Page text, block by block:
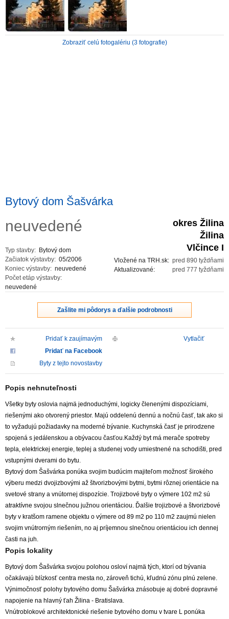
ZVÝRAZNENIE REALITNÝCH INZERÁTOV
Zobraziť celú fotogalériu (3 fotografie)
Bytový dom Šašvárka
neuvedené
Typ stavby: Bytový dom
Začiatok výstavby: 05/2006
Koniec výstavby: neuvedené
Počet etáp výstavby:
neuvedené
okres Žilina
Žilina
Vlčince I
pred 890 tyždňami
Vložené na TRH.sk:
pred 777 tyždňami
Aktualizované:
Zašlite mi pôdorys a ďalšie podrobnosti
Pridať k zaujímavým
Vytlačiť
Pridať na Facebook
Byty z tejto novostavby
Popis nehnuteľnosti
Všetky byty oslovia najmä jednoduchými, logicky členenými dispozíciami,
riešenými ako otvorený priestor. Majú oddelenú dennú a nočnú časť, tak ako si
to vyžadujú požiadavky na moderné bývanie. Kuchynská časť je prirodzene
spojená s jedálenskou a obývacou časťou.Každý byt má merače spotreby
tepla, elektrickej energie, teplej a studenej vody umiestnené na schodišti, pred
vstupnými dverami do bytu.
Bytový dom Šašvárka ponúka svojim budúcim majiteľom možnosť širokého
výberu medzi dvojizbovými až štvorizbovými bytmi, bytmi rôznej orientácie na
svetové strany a vnútornej dispozície. Trojizbové byty o výmere 102 m2 sú
atraktívne svojou slnečnou južnou orientáciou. Ďalšie trojizbové a štvorizbové
byty v kratšom ramene objektu o výmere od 89 m2 po 110 m2 zaujmú nielen
svojim vnútrorným riešením, no aj príjemnou slnečnou orientáciou ich dennej
časti na juh.
Popis lokality
Bytový dom Šašvárka svojou polohou osloví najmä tých, ktorí od bývania
očakávajú blízkosť centra mesta no, zároveň tichú, kľudnú zónu plnú zelene.
Výnimočnosť polohy bytového domu Šašvárka znásobuje aj dobré dopravné
napojenie na hlavný ťah Žilina - Bratislava.
Vnútroblokové architektonické riešenie bytového domu v tvare L ponúka